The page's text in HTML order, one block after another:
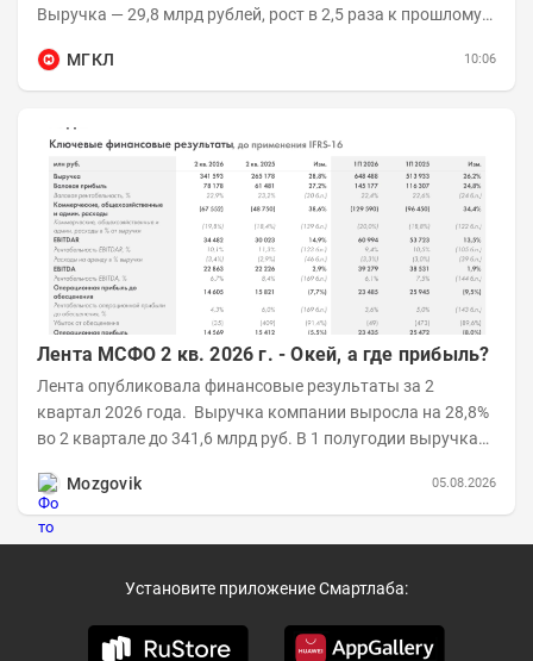
Выручка — 29,8 млрд рублей, рост в 2,5 раза к прошлому
МГКЛ
10:06
Лента МСФО 2 кв. 2026 г. - Окей, а где прибыль?
Лента опубликовала финансовые результаты за 2
квартал 2026 года. Выручка компании выросла на 28,8%
во 2 квартале до 341,6 млрд руб. В 1 полугодии выручка
Mozgovik
05.08.2026
Установите приложение Смартлаба: